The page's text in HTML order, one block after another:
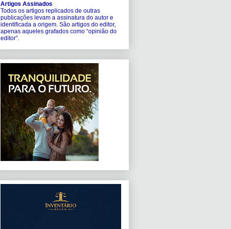
Artigos Assinados
Todos os artigos replicados de outras
publicações levam a assinatura do autor e
identificada a origem. São artigos do editor,
apenas aqueles grafados como “opinião do
editor”.